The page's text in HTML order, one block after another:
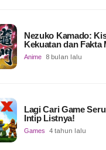
Nezuko Kamado:
Kekuatan dan Fakta
Anime 8 bulan lalu
Lagi Cari Game
Intip Listnya!
Games 4 tahun lalu